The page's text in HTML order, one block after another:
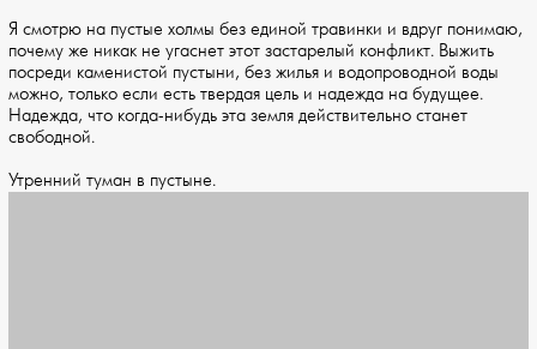
Я смотрю на пустые холмы без единой травинки и вдруг понимаю,
почему же никак не угаснет этот застарелый конфликт. Выжить
посреди каменистой пустыни, без жилья и водопроводной воды
можно, только если есть твердая цель и надежда на будущее.
Надежда, что когда-нибудь эта земля действительно станет
свободной.
Утренний туман в пустыне.